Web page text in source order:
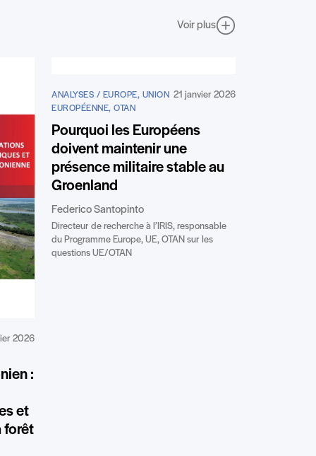
Voir plus
2026
:
et
forêt
ANALYSES / EUROPE, UNION
EUROPÉENNE, OTAN
21 janvier 2026
Pourquoi les Européens
doivent maintenir une
présence militaire stable au
Groenland
Federico Santopinto
Directeur de recherche à l’IRIS, responsable
du Programme Europe, UE, OTAN sur les
questions UE/OTAN